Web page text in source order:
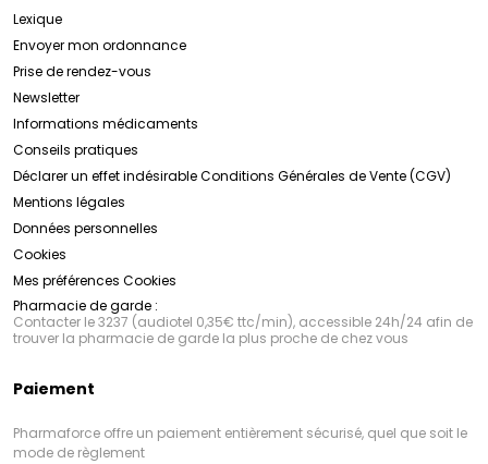
Lexique
Envoyer mon ordonnance
Prise de rendez-vous
Newsletter
Informations médicaments
Conseils pratiques
Déclarer un effet indésirableConditions Générales de Vente (CGV)
Mentions légales
Données personnelles
Cookies
Mes préférences Cookies
Pharmacie de garde :
Contacter le 3237 (audiotel 0,35€ ttc/min), accessible 24h/24 afin de
trouver la pharmacie de garde la plus proche de chez vous
Paiement
Pharmaforce offre un paiement entièrement sécurisé, quel que soit le
mode de règlement